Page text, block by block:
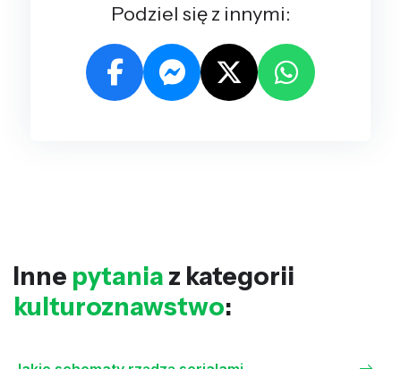
Podziel się z innymi:
Inne pytania z kategorii
kulturoznawstwo: